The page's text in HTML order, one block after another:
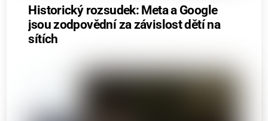
Historický rozsudek: Meta a Google
jsou zodpovědní za závislost dětí na
sítích